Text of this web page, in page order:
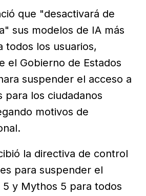
que "desactivará de
sus modelos de IA más
todos los usuarios,
el Gobierno de Estados
suspender el acceso a
para los ciudadanos
motivos de
la directiva de control
para suspender el
5 y Mythos 5 para todos